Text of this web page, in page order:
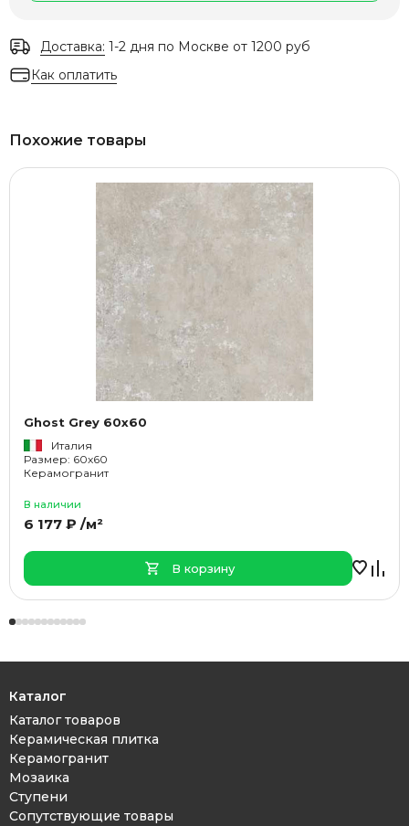
Доставка: 1-2 дня по Москве от 1200 руб
Как оплатить
Похожие товары
Ghost Grey 60x60
Италия
Размер: 60x60
Керамогранит
В наличии
6 177 ₽ /м²
В корзину
Каталог
Каталог товаров
Керамическая плитка
Керамогранит
Мозаика
Ступени
Сопутствующие товары